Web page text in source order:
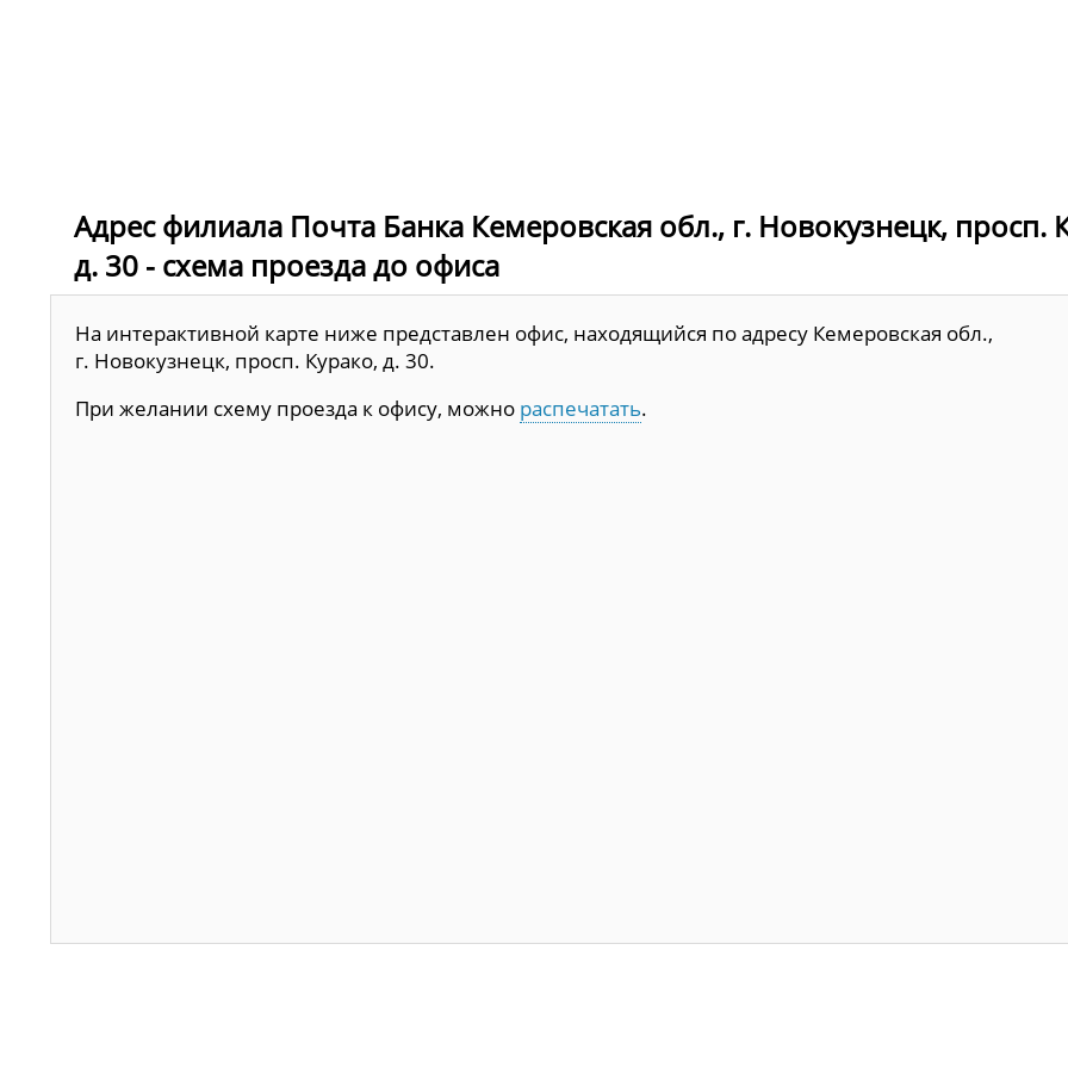
Адрес филиала Почта Банка Кемеровская обл., г. Новокузнецк, просп.
д. 30 - схема проезда до офиса
На интерактивной карте ниже представлен офис, находящийся по адресу Кемеровская обл.,
г. Новокузнецк, просп. Курако, д. 30.
При желании схему проезда к офису, можно распечатать.